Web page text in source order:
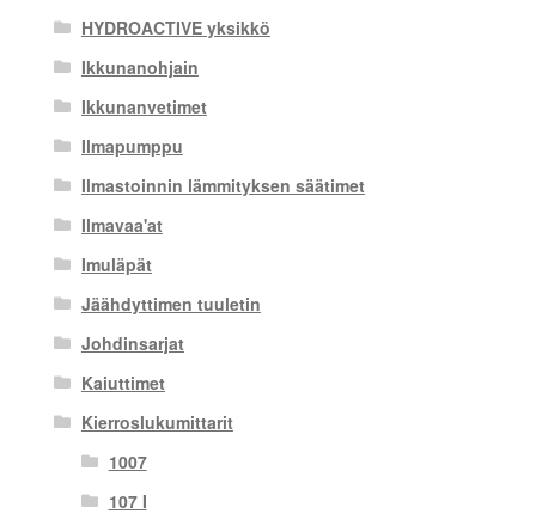
HYDROACTIVE yksikkö
Ikkunanohjain
Ikkunanvetimet
Ilmapumppu
Ilmastoinnin lämmityksen säätimet
Ilmavaa'at
Imuläpät
Jäähdyttimen tuuletin
Johdinsarjat
Kaiuttimet
Kierroslukumittarit
1007
107 I